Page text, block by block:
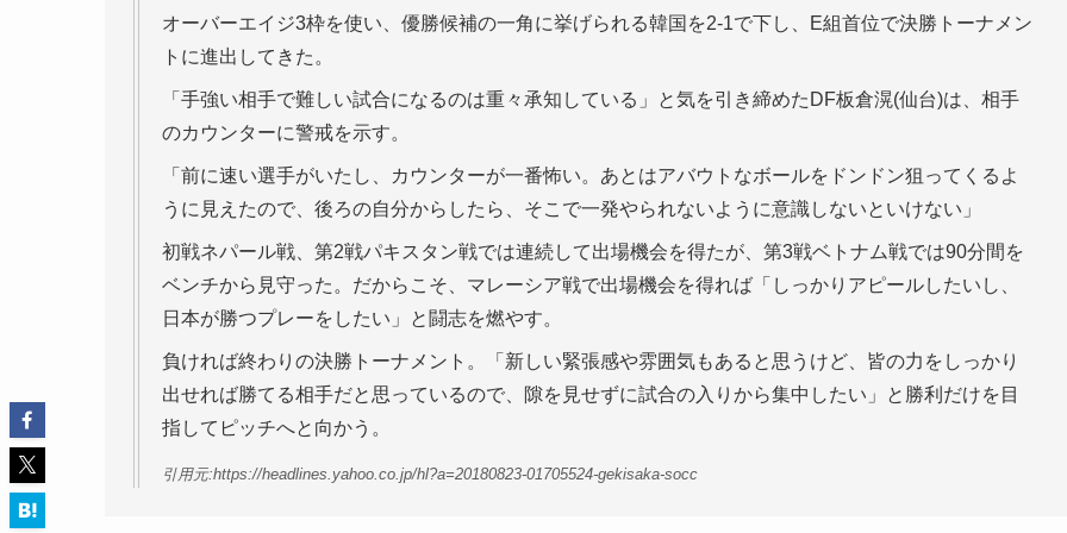
オーバーエイジ3枠を使い、優勝候補の一角に挙げられる韓国を2-1で下し、E組首位で決勝トーナメン
トに進出してきた。
「手強い相手で難しい試合になるのは重々承知している」と気を引き締めたDF板倉滉(仙台)は、相手
のカウンターに警戒を示す。
「前に速い選手がいたし、カウンターが一番怖い。あとはアバウトなボールをドンドン狙ってくるよ
うに見えたので、後ろの自分からしたら、そこで一発やられないように意識しないといけない」
初戦ネパール戦、第2戦パキスタン戦では連続して出場機会を得たが、第3戦ベトナム戦では90分間を
ベンチから見守った。だからこそ、マレーシア戦で出場機会を得れば「しっかりアピールしたいし、
日本が勝つプレーをしたい」と闘志を燃やす。
負ければ終わりの決勝トーナメント。「新しい緊張感や雰囲気もあると思うけど、皆の力をしっかり
出せれば勝てる相手だと思っているので、隙を見せずに試合の入りから集中したい」と勝利だけを目
指してピッチへと向かう。
引用元:https://headlines.yahoo.co.jp/hl?a=20180823-01705524-gekisaka-socc